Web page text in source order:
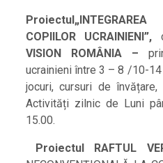
Proiectul
COPIILOR UCRAINIENI”,
VISION ROMÂNIA –
ucrainieni între 3 – 8 /10-
jocuri, cursuri de
Activități zilnic de Luni
15.00.
Proiectul RAFTUL